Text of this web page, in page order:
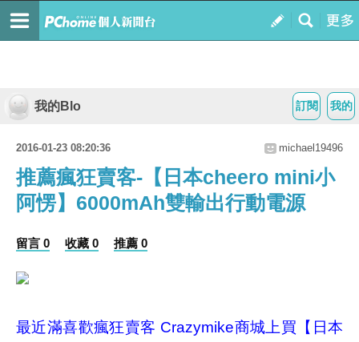
我的
訂閱
我的Blo
2016-01-23 08:20:36 michael19496
推薦瘋狂賣客-【日本cheero mini小
阿愣】6000mAh雙輸出行動電源
留言 0 收藏 0 推薦 0
最近滿喜歡瘋狂賣客 Crazymike商城上買 【日本